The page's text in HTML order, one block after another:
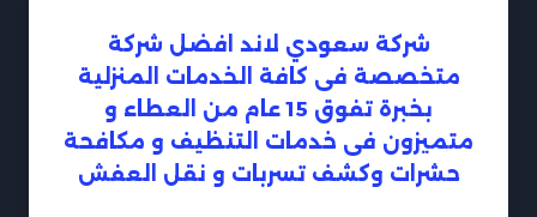
شركة سعودي لاند افضل شركة
متخصصة فى كافة الخدمات المنزلية
بخبرة تفوق 15 عام من العطاء و
متميزون فى خدمات التنظيف و مكافحة
حشرات وكشف تسربات و نقل العفش